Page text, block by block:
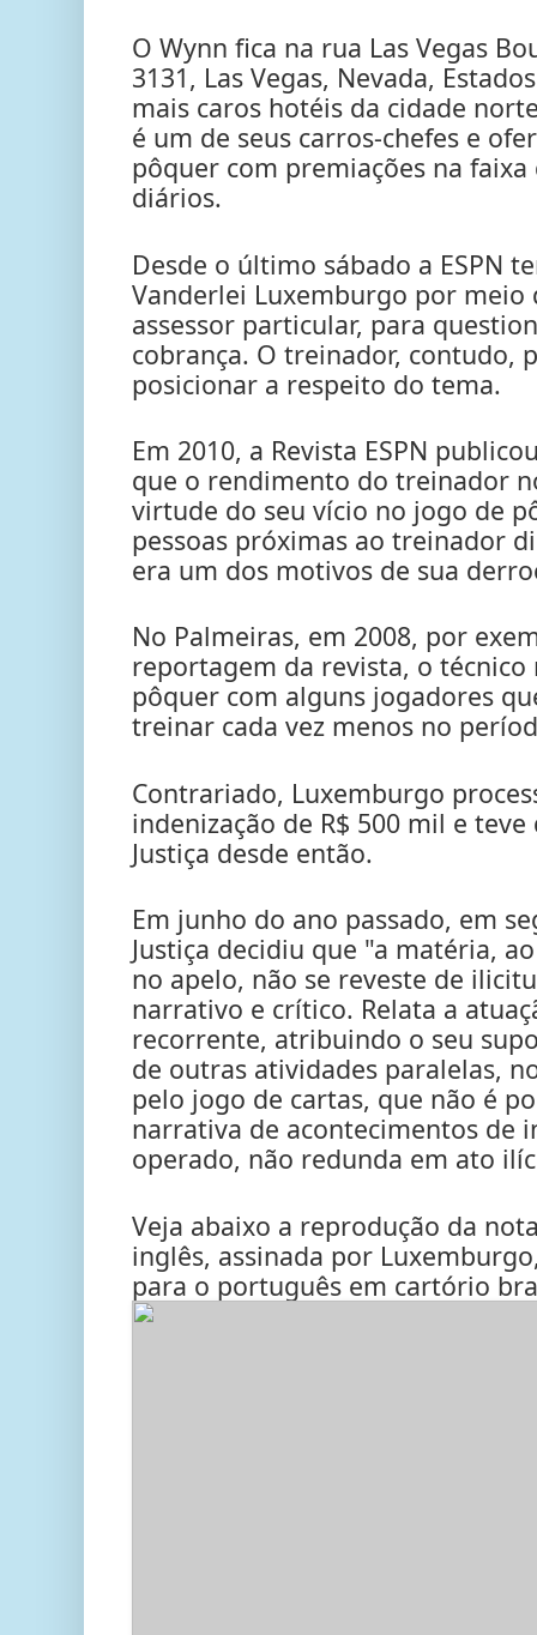
O Wynn fica na rua Las Vegas
3131, Las Vegas, Nevada,
mais caros hotéis da cidade
é um de seus carros-chefes e
pôquer com premiações na
diários.
Desde o último sábado a ESPN
Vanderlei Luxemburgo por meio
assessor particular, para
cobrança. O treinador, contudo,
posicionar a respeito do tema.
Em 2010, a Revista ESPN
que o rendimento do treinador
virtude do seu vício no jogo de
pessoas próximas ao treinador
era um dos motivos de sua
No Palmeiras, em 2008, por
reportagem da revista, o
pôquer com alguns jogadores
treinar cada vez menos no
Contrariado, Luxemburgo
indenização de R$ 500 mil e
Justiça desde então.
Em junho do ano passado, em
Justiça decidiu que "a matéria,
no apelo, não se reveste de
narrativo e crítico. Relata a
recorrente, atribuindo o seu
de outras atividades paralelas,
pelo jogo de cartas, que não é
narrativa de acontecimentos de
operado, não redunda em ato
Veja abaixo a reprodução da
inglês, assinada por
para o português em cartório